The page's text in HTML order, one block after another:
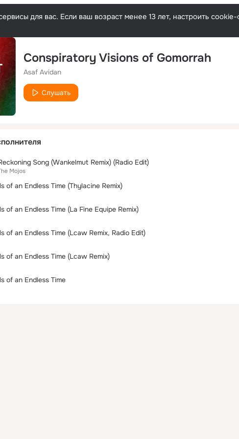
для вас. Если ваш возраст менее 13 лет, настроить
Conspiratory Visions of Gomorrah
Asaf Avidan
Слушать
Song (Wankelmut Remix) (Radio Edit)
Mojos
of an Endless Time (Thylacine Remix)
of an Endless Time (La Fine Equipe Remix)
of an Endless Time (Lcaw Remix, Radio Edit)
of an Endless Time (Lcaw Remix)
of an Endless Time